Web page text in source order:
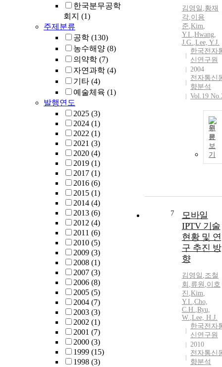
한국분무공학
회지 (1)
주제분류
공학 (130)
농수해양 (8)
의약학 (7)
자연과학 (4)
기타 (4)
예술체육 (1)
발행연도
2025 (3)
2024 (1)
2022 (1)
2021 (3)
2020 (4)
2019 (1)
2017 (1)
2016 (6)
2015 (1)
2014 (4)
2013 (6)
2012 (4)
2011 (6)
2010 (5)
2009 (3)
2008 (1)
2007 (3)
2006 (8)
2005 (5)
2004 (7)
2003 (3)
2002 (1)
2001 (7)
2000 (3)
1999 (15)
1998 (3)
김영일 ,황재
각,이용
준,Kim,
Y.I.,Hwang,
J.G.,Lee, Y.J.
한국전자
신연구원
2004
전자통신
향분석
Vol.19
원
문
보
기
7
모바일
IPTV 기술
현황 및 연
구 추진 방
향
김영일 ,조철
회 ,류원 ,이호
진 ,Kim,
Y.I.,Cho,
C.H.,Ryu,
W.,Lee, H.J.
한국전자
신연구원
2010
전자통신
향분석